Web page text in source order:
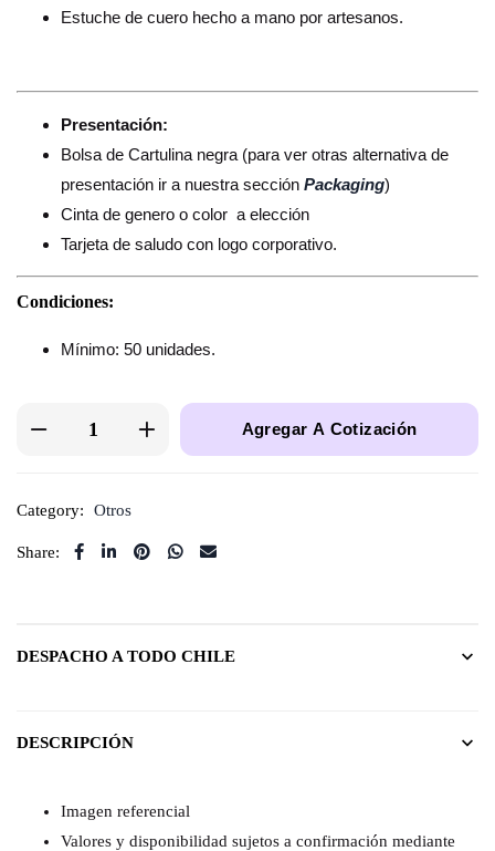
Estuche de cuero hecho a mano por artesanos.
Presentación:
Bolsa de Cartulina negra (para ver otras alternativa de
presentación ir a nuestra sección Packaging)
Cinta de genero o color a elección
Tarjeta de saludo con logo corporativo.
Condiciones:
Mínimo: 50 unidades.
Agregar A Cotización
Category: Otros
Share:
DESPACHO A TODO CHILE
DESCRIPCIÓN
Imagen referencial
Valores y disponibilidad sujetos a confirmación mediante